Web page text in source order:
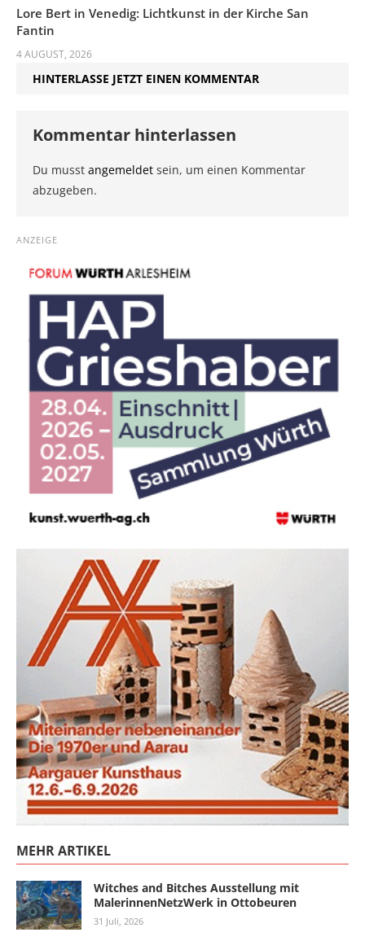
Lore Bert in Venedig: Lichtkunst in der Kirche San
Fantin
4 AUGUST, 2026
HINTERLASSE JETZT EINEN KOMMENTAR
Kommentar hinterlassen
Du musst angemeldet sein, um einen Kommentar
abzugeben.
ANZEIGE
MEHR ARTIKEL
Witches and Bitches Ausstellung mit
MalerinnenNetzWerk in Ottobeuren
31 Juli, 2026